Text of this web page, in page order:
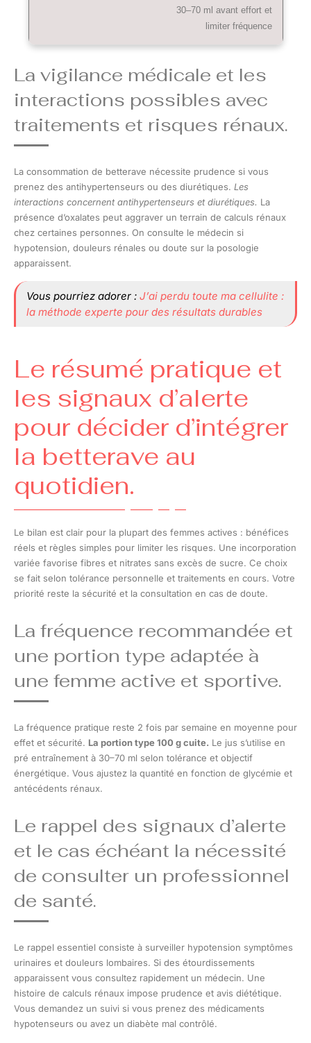
30–70 ml avant effort et
limiter fréquence
La vigilance médicale et les
interactions possibles avec
traitements et risques rénaux.
La consommation de betterave nécessite prudence si vous
prenez des antihypertenseurs ou des diurétiques. Les
interactions concernent antihypertenseurs et diurétiques. La
présence d’oxalates peut aggraver un terrain de calculs rénaux
chez certaines personnes. On consulte le médecin si
hypotension, douleurs rénales ou doute sur la posologie
apparaissent.
Vous pourriez adorer : J’ai perdu toute ma cellulite :
la méthode experte pour des résultats durables
Le résumé pratique et
les signaux d’alerte
pour décider d’intégrer
la betterave au
quotidien.
Le bilan est clair pour la plupart des femmes actives : bénéfices
réels et règles simples pour limiter les risques. Une incorporation
variée favorise fibres et nitrates sans excès de sucre. Ce choix
se fait selon tolérance personnelle et traitements en cours. Votre
priorité reste la sécurité et la consultation en cas de doute.
La fréquence recommandée et
une portion type adaptée à
une femme active et sportive.
La fréquence pratique reste 2 fois par semaine en moyenne pour
effet et sécurité. La portion type 100 g cuite. Le jus s’utilise en
pré entraînement à 30–70 ml selon tolérance et objectif
énergétique. Vous ajustez la quantité en fonction de glycémie et
antécédents rénaux.
Le rappel des signaux d’alerte
et le cas échéant la nécessité
de consulter un professionnel
de santé.
Le rappel essentiel consiste à surveiller hypotension symptômes
urinaires et douleurs lombaires. Si des étourdissements
apparaissent vous consultez rapidement un médecin. Une
histoire de calculs rénaux impose prudence et avis diététique.
Vous demandez un suivi si vous prenez des médicaments
hypotenseurs ou avez un diabète mal contrôlé.